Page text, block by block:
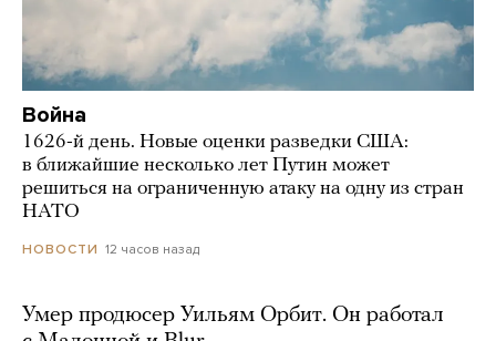
Война
1626-й день. Новые оценки разведки США:
в ближайшие несколько лет Путин может
решиться на ограниченную атаку на одну из стран
НАТО
НОВОСТИ 12 часов назад
Умер продюсер Уильям Орбит. Он работал